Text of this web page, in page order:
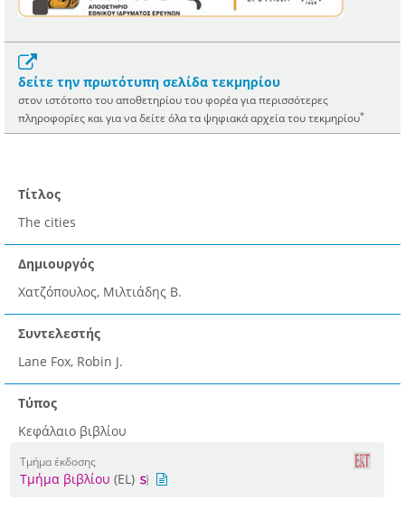
δείτε την πρωτότυπη σελίδα τεκμηρίου
στον ιστότοπο του αποθετηρίου του φορέα για περισσότερες
πληροφορίες και για να δείτε όλα τα ψηφιακά αρχεία του τεκμηρίου*
Τίτλος
The cities
Δημιουργός
Χατζόπουλος, Μιλτιάδης Β.
Συντελεστής
Lane Fox, Robin J.
Τύπος
Κεφάλαιο βιβλίου
Τμήμα έκδοσης
Τμήμα βιβλίου (EL)